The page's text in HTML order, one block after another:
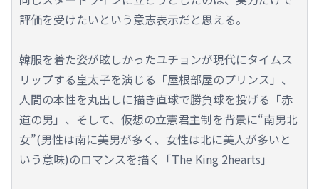
評価を受けたいという意志表示だと思える。
韓服を着た姿が眩しかったユチョンが現代にタイムス
リップする皇太子を演じる「屋根部屋のプリンス」、
人間の本性を丸出しに描き直球で勝負球を投げる「赤
道の男」、そして、仮想の立憲君主制を背景に“南男北
女”(男性は南に美男が多く、女性は北に美人が多いと
いう意味)のロマンスを描く「The King 2hearts」